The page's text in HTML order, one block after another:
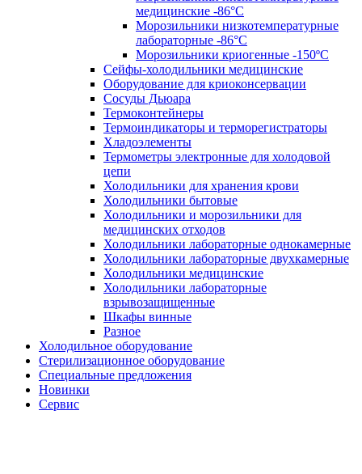
медицинские -86°С
Морозильники низкотемпературные
лабораторные -86°С
Морозильники криогенные -150ºC
Сейфы-холодильники медицинские
Оборудование для криоконсервации
Сосуды Дьюара
Термоконтейнеры
Термоиндикаторы и терморегистраторы
Хладоэлементы
Термометры электронные для холодовой
цепи
Холодильники для хранения крови
Холодильники бытовые
Холодильники и морозильники для
медицинских отходов
Холодильники лабораторные однокамерные
Холодильники лабораторные двухкамерные
Холодильники медицинские
Холодильники лабораторные
взрывозащищенные
Шкафы винные
Разное
Холодильное оборудование
Стерилизационное оборудование
Специальные предложения
Новинки
Сервис